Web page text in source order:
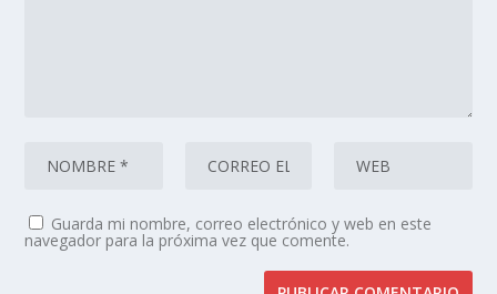
Guarda mi nombre, correo electrónico y web en este
navegador para la próxima vez que comente.